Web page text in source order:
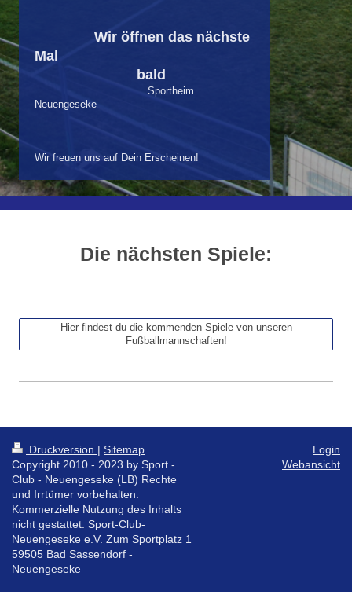
Wir öffnen das nächste
Mal
bald
Sportheim
Neuengeseke
Wir freuen uns auf Dein Erscheinen!
Die nächsten Spiele:
Hier findest du die kommenden Spiele von unseren
Fußballmannschaften!
Druckversion | Sitemap
Copyright 2010 - 2023 by Sport -
Club - Neuengeseke (LB) Rechte
und Irrtümer vorbehalten.
Kommerzielle Nutzung des Inhalts
nicht gestattet. Sport-Club-
Neuengeseke e.V. Zum Sportplatz 1
59505 Bad Sassendorf -
Neuengeseke
Login
Webansicht